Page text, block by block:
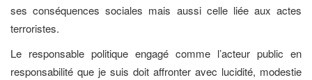
ses conséquences sociales mais aussi celle liée aux actes
terroristes.
Le responsable politique engagé comme l’acteur public en
responsabilité que je suis doit affronter avec lucidité, modestie